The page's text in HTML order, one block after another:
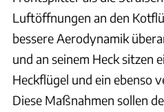
Luftöffnungen an den
bessere Aerodynamik
und an seinem Heck sitzen
Heckflügel und ein ebenso
Diese Maßnahmen sollen